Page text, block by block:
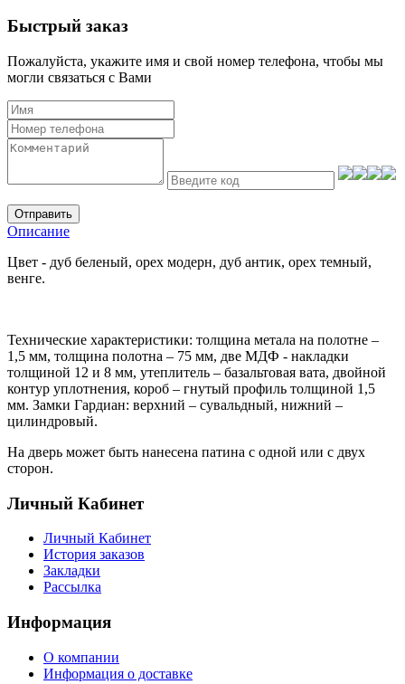
Быстрый заказ
Пожалуйста, укажите имя и свой номер телефона, чтобы мы
могли связаться с Вами
Отправить
Описание
Цвет - дуб беленый, орех модерн, дуб антик, орех темный,
венге.
Технические характеристики: толщина метала на полотне –
1,5 мм, толщина полотна – 75 мм, две МДФ - накладки
толщиной 12 и 8 мм, утеплитель – базальтовая вата, двойной
контур уплотнения, короб – гнутый профиль толщиной 1,5
мм. Замки Гардиан: верхний – сувальдный, нижний –
цилиндровый.
На дверь может быть нанесена патина с одной или с двух
сторон.
Личный Кабинет
Личный Кабинет
История заказов
Закладки
Рассылка
Информация
О компании
Информация о доставке